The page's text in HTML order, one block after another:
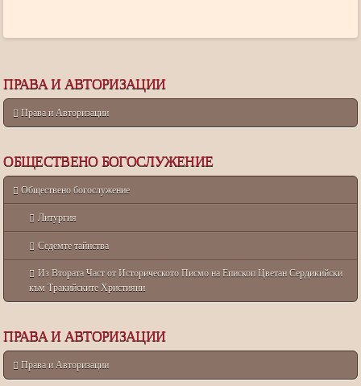
ПРАВА И АВТОРИЗАЦИИ
Права и Авторизации
ОБЩЕСТВЕНО БОГОСЛУЖЕНИЕ
Обществено богослужение
Литургия
Седемте тайнства
Из Втората Част от Историческото Писмо на Епископ Цветан Сердикийски
към Тракийските Християни
ПРАВА И АВТОРИЗАЦИИ
Права и Авторизации